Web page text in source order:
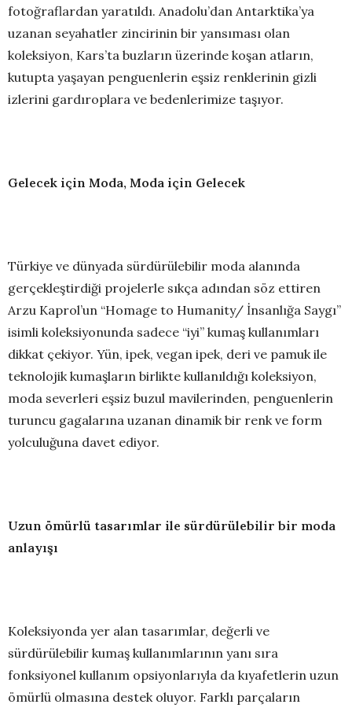
fotoğraflardan yaratıldı. Anadolu’dan Antarktika’ya
uzanan seyahatler zincirinin bir yansıması olan
koleksiyon, Kars’ta buzların üzerinde koşan atların,
kutupta yaşayan penguenlerin eşsiz renklerinin gizli
izlerini gardıroplara ve bedenlerimize taşıyor.
Gelecek için Moda, Moda için Gelecek
Türkiye ve dünyada sürdürülebilir moda alanında
gerçekleştirdiği projelerle sıkça adından söz ettiren
Arzu Kaprol’un “Homage to Humanity/ İnsanlığa Saygı”
isimli koleksiyonunda sadece “iyi” kumaş kullanımları
dikkat çekiyor. Yün, ipek, vegan ipek, deri ve pamuk ile
teknolojik kumaşların birlikte kullanıldığı koleksiyon,
moda severleri eşsiz buzul mavilerinden, penguenlerin
turuncu gagalarına uzanan dinamik bir renk ve form
yolculuğuna davet ediyor.
Uzun ömürlü tasarımlar ile sürdürülebilir bir moda
anlayışı
Koleksiyonda yer alan tasarımlar, değerli ve
sürdürülebilir kumaş kullanımlarının yanı sıra
fonksiyonel kullanım opsiyonlarıyla da kıyafetlerin uzun
ömürlü olmasına destek oluyor. Farklı parçaların